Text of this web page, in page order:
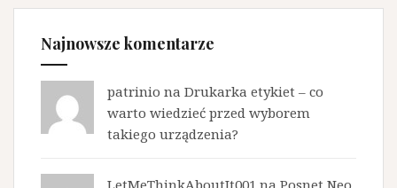
Najnowsze komentarze
patrinio na Drukarka etykiet – co
warto wiedzieć przed wyborem
takiego urządzenia?